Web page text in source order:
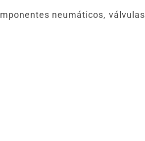
neumáticos,